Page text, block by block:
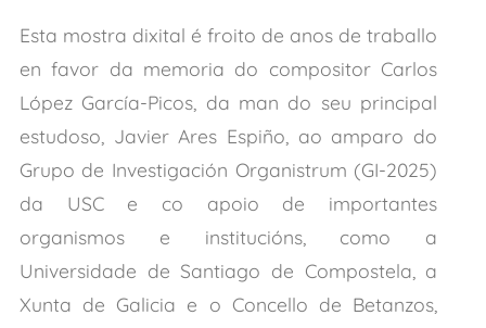
Esta mostra dixital é froito de anos de traballo
en favor da memoria do compositor Carlos
López García-Picos, da man do seu principal
estudoso, Javier Ares Espiño, ao amparo do
Grupo de Investigación Organistrum (GI-2025)
da USC e co apoio de importantes
organismos e institucións, como a
Universidade de Santiago de Compostela, a
Xunta de Galicia e o Concello de Betanzos,